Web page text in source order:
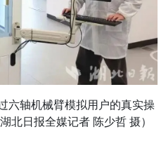
六轴机械臂模拟用户的真实操
北日报全媒记者 陈少哲 摄）